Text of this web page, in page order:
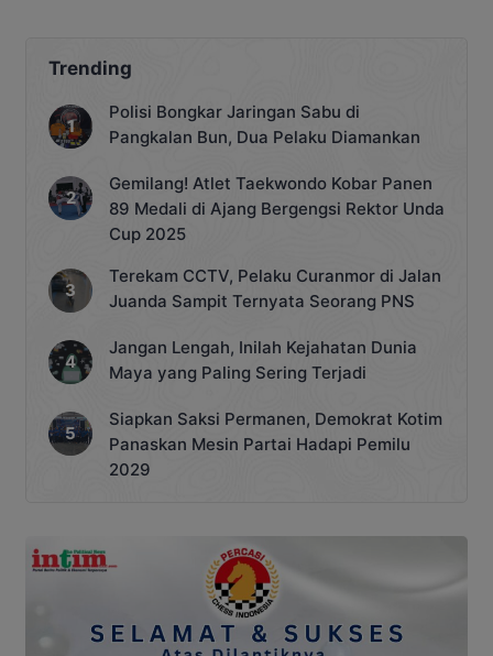
Trending
Polisi Bongkar Jaringan Sabu di
Pangkalan Bun, Dua Pelaku Diamankan
Gemilang! Atlet Taekwondo Kobar Panen
89 Medali di Ajang Bergengsi Rektor Unda
Cup 2025
Terekam CCTV, Pelaku Curanmor di Jalan
Juanda Sampit Ternyata Seorang PNS
Jangan Lengah, Inilah Kejahatan Dunia
Maya yang Paling Sering Terjadi
Siapkan Saksi Permanen, Demokrat Kotim
Panaskan Mesin Partai Hadapi Pemilu
2029